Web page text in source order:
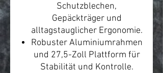
Schutzblechen,
Gepäckträger und
alltagstauglicher Ergonomie.
Robuster Aluminiumrahmen
und 27,5-Zoll Plattform für
Stabilität und Kontrolle.